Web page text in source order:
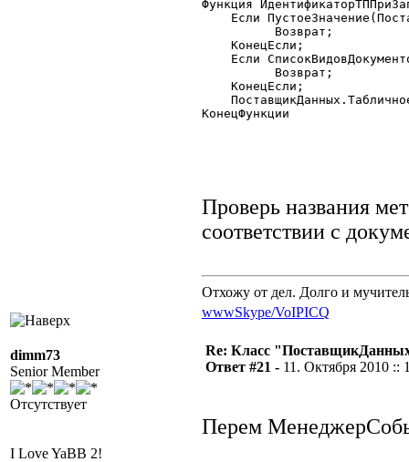
Функция
Если
КонецЕсли;
Если
КонецЕсли;
КонецФункции
Проверь названия
соответствии с
Отхожу от дел. Долго и
wwwSkype/VoIPICQ
dimm73
Senior Member
Отсутствует
I Love YaBB 2!
Re: Класс
Ответ #21 - 11. Октября 2010 ::
Перем